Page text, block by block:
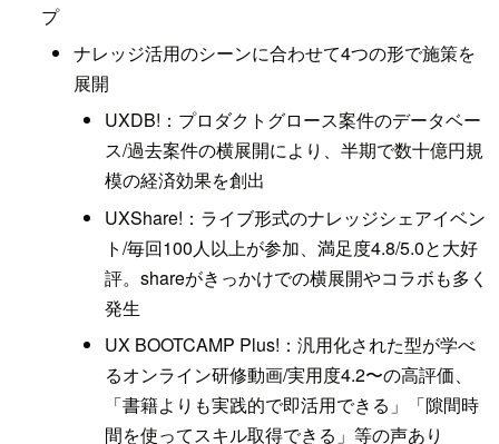
プ
ナレッジ活用のシーンに合わせて4つの形で施策を
展開
UXDB!：プロダクトグロース案件のデータベー
ス/過去案件の横展開により、半期で数十億円規
模の経済効果を創出
UXShare!：ライブ形式のナレッジシェアイベン
ト/毎回100人以上が参加、満足度4.8/5.0と大好
評。shareがきっかけでの横展開やコラボも多く
発生
UX BOOTCAMP Plus!：汎用化された型が学べ
るオンライン研修動画/実用度4.2〜の高評価、
「書籍よりも実践的で即活用できる」「隙間時
間を使ってスキル取得できる」等の声あり